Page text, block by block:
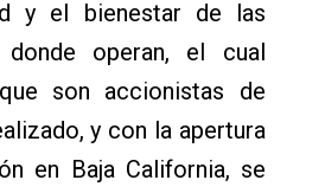
y el bienestar de las
donde operan, el cual
son accionistas de
y con la apertura
en Baja California, se